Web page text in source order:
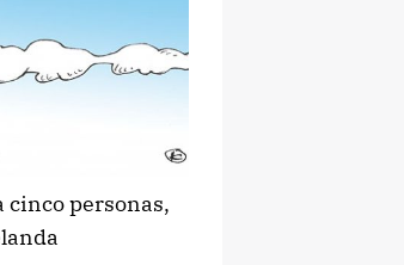
cinco personas,